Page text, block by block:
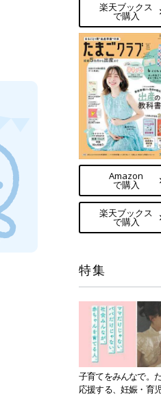
楽天ブックス
で購入
Amazon
で購入
楽天ブックス
で購入
特集
子育てをみんなで。
応援する、妊娠・育